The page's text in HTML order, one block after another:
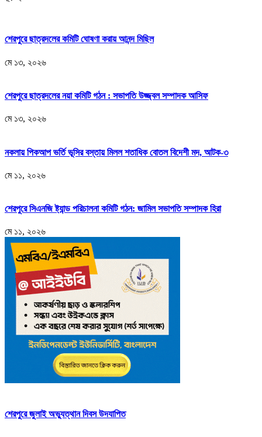
শেরপুরে ছাত্রদলের কমিটি ঘোষণা করায় আনন্দ মিছিল
মে ১৩, ২০২৬
শেরপুরে ছাত্রদলের নয়া কমিটি গঠন : সভাপতি উজ্জ্বল সম্পাদক আসিফ
মে ১৩, ২০২৬
নকলায় পিকআপ ভর্তি ভূসির বস্তায় মিলল শতাধিক বোতল বিদেশী মদ, আটক-৩
মে ১১, ২০২৬
শেরপুরে সিএনজি ষ্ট্যান্ড পরিচালনা কমিটি গঠন: জামিল সভাপতি সম্পাদক হিরা
মে ১১, ২০২৬
শেরপুরে জুলাই অভ্যুত্থান দিবস উদযাপিত